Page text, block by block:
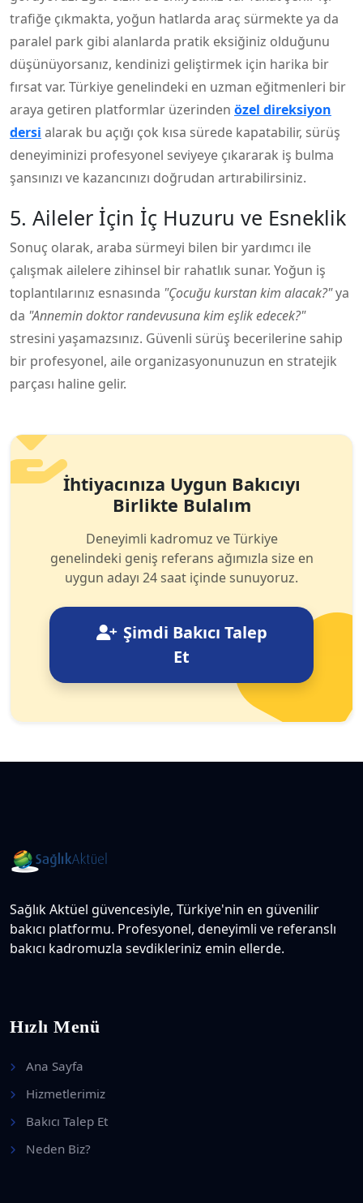
trafiğe çıkmakta, yoğun hatlarda araç sürmekte ya da
paralel park gibi alanlarda pratik eksiğiniz olduğunu
düşünüyorsanız, kendinizi geliştirmek için harika bir
fırsat var. Türkiye genelindeki en uzman eğitmenleri bir
araya getiren platformlar üzerinden özel direksiyon
dersi alarak bu açığı çok kısa sürede kapatabilir, sürüş
deneyiminizi profesyonel seviyeye çıkararak iş bulma
şansınızı ve kazancınızı doğrudan artırabilirsiniz.
5. Aileler İçin İç Huzuru ve Esneklik
Sonuç olarak, araba sürmeyi bilen bir yardımcı ile
çalışmak ailelere zihinsel bir rahatlık sunar. Yoğun iş
toplantılarınız esnasında "Çocuğu kurstan kim alacak?"ya
da "Annemin doktor randevusuna kim eşlik edecek?"
stresini yaşamazsınız. Güvenli sürüş becerilerine sahip
bir profesyonel, aile organizasyonunuzun en stratejik
parçası haline gelir.
İhtiyacınıza Uygun Bakıcıyı
Birlikte Bulalım
Deneyimli kadromuz ve Türkiye
genelindeki geniş referans ağımızla size en
uygun adayı 24 saat içinde sunuyoruz.
Şimdi Bakıcı Talep
Et
Sağlık Aktüel güvencesiyle, Türkiye'nin en güvenilir
bakıcı platformu. Profesyonel, deneyimli ve referanslı
bakıcı kadromuzla sevdikleriniz emin ellerde.
Hızlı Menü
Ana Sayfa
Hizmetlerimiz
Bakıcı Talep Et
Neden Biz?